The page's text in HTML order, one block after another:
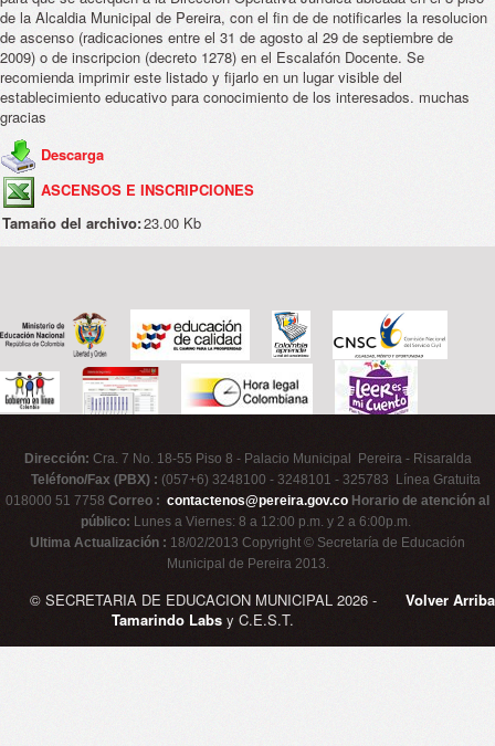
de la Alcaldia Municipal de Pereira, con el fin de de notificarles la resolucion
de ascenso (radicaciones entre el 31 de agosto al 29 de septiembre de
2009) o de inscripcion (decreto 1278) en el Escalafón Docente. Se
recomienda imprimir este listado y fijarlo en un lugar visible del
establecimiento educativo para conocimiento de los interesados. muchas
gracias
Descarga
ASCENSOS E INSCRIPCIONES
Tamaño del archivo:23.00 Kb
Dirección: Cra. 7 No. 18-55 Piso 8 - Palacio Municipal Pereira - Risaralda
Teléfono/Fax (PBX) : (057+6) 3248100 - 3248101 - 325783 Línea Gratuita
018000 51 7758 Correo : contactenos@pereira.gov.co Horario de atención al
público: Lunes a Viernes: 8 a 12:00 p.m. y 2 a 6:00p.m.
Ultima Actualización : 18/02/2013 Copyright © Secretaría de Educación
Municipal de Pereira 2013.
Volver Arriba
© SECRETARIA DE EDUCACION MUNICIPAL 2026 -
Tamarindo Labs y C.E.S.T.